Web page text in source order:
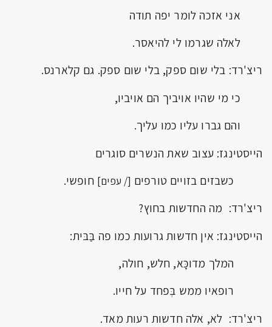
אני אזכה לומר יפה תודה
לאלה שגרמו לי להיאסר.
ריצ'רד: בלי שום ספק, בלי שום ספק. גם קלארנס.
כי מי שהיו אויביך הם אויביו,
והם גברו עליו כמו עליך.
הייסטינגז: עצוב שאת הנשרים סוגרים
כשבזים בזויים טורפים [/ עפים] חופשי.
ריצ'רד: מה החדשות בחוץ?
הייסטינגז: אין חדשות גרועות כמו פה בַּבּית:
המלך מדוכָּא, חלש, חולה,
רופאיו ממש בְּפחד על חייו.
ריצ'רד: לא, אלה חדשות רעות מאד.